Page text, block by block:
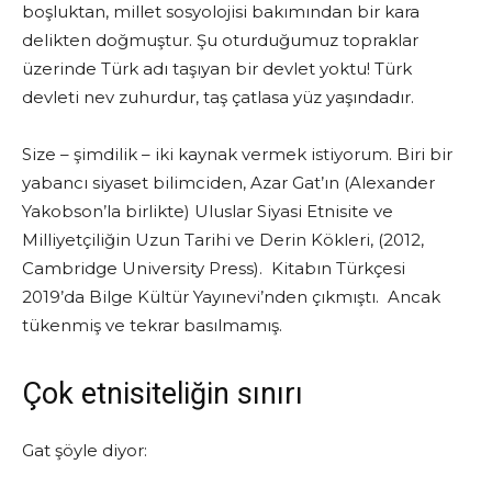
boşluktan, millet sosyolojisi bakımından bir kara
delikten doğmuştur. Şu oturduğumuz topraklar
üzerinde Türk adı taşıyan bir devlet yoktu! Türk
devleti nev zuhurdur, taş çatlasa yüz yaşındadır.
Size – şimdilik – iki kaynak vermek istiyorum. Biri bir
yabancı siyaset bilimciden, Azar Gat’ın (Alexander
Yakobson’la birlikte) Uluslar Siyasi Etnisite ve
Milliyetçiliğin Uzun Tarihi ve Derin Kökleri, (2012,
Cambridge University Press). Kitabın Türkçesi
2019’da Bilge Kültür Yayınevi’nden çıkmıştı. Ancak
tükenmiş ve tekrar basılmamış.
Çok etnisiteliğin sınırı
Gat şöyle diyor: